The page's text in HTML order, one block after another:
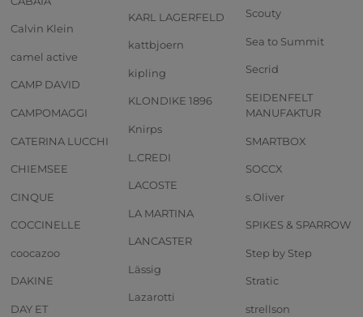
Calvin Klein
camel active
CAMP DAVID
CAMPOMAGGI
CATERINA LUCCHI
CHIEMSEE
CINQUE
COCCINELLE
coocazoo
DAKINE
DAY ET
KARL LAGERFELD
kattbjoern
kipling
KLONDIKE 1896
Knirps
L.CREDI
LACOSTE
LA MARTINA
LANCASTER
Lässig
Lazarotti
Scouty
Sea to Summit
Secrid
SEIDENFELT
MANUFAKTUR
SMARTBOX
SOCCX
s.Oliver
SPIKES & SPARROW
Step by Step
Stratic
strellson